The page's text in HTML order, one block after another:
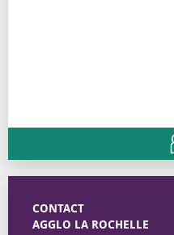
CONTACT
AGGLO LA ROCHELLE